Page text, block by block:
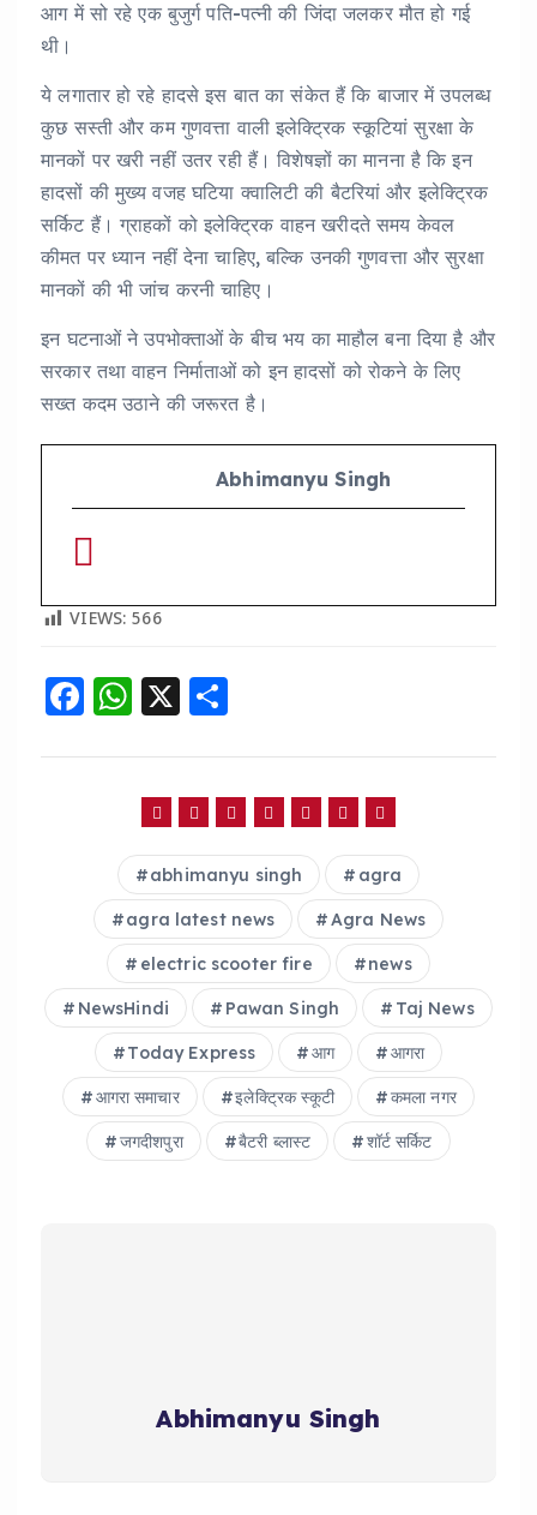
आग में सो रहे एक बुजुर्ग पति-पत्नी की जिंदा जलकर मौत हो गई
थी।
ये लगातार हो रहे हादसे इस बात का संकेत हैं कि बाजार में उपलब्ध
कुछ सस्ती और कम गुणवत्ता वाली इलेक्ट्रिक स्कूटियां सुरक्षा के
मानकों पर खरी नहीं उतर रही हैं। विशेषज्ञों का मानना है कि इन
हादसों की मुख्य वजह घटिया क्वालिटी की बैटरियां और इलेक्ट्रिक
सर्किट हैं। ग्राहकों को इलेक्ट्रिक वाहन खरीदते समय केवल
कीमत पर ध्यान नहीं देना चाहिए, बल्कि उनकी गुणवत्ता और सुरक्षा
मानकों की भी जांच करनी चाहिए।
इन घटनाओं ने उपभोक्ताओं के बीच भय का माहौल बना दिया है और
सरकार तथा वाहन निर्माताओं को इन हादसों को रोकने के लिए
सख्त कदम उठाने की जरूरत है।
Abhimanyu Singh
VIEWS: 566
F
c
o
o
k
W
a
ts
A
p
p
X
a
re
abhimanyu singh agra
agra latest news Agra News
electric scooter fire news
NewsHindi Pawan Singh Taj News
Today Express आग आगरा
आगरा समाचार इलेक्ट्रिक स्कूटी कमला नगर
जगदीशपुरा बैटरी ब्लास्ट शॉर्ट सर्किट
Abhimanyu Singh